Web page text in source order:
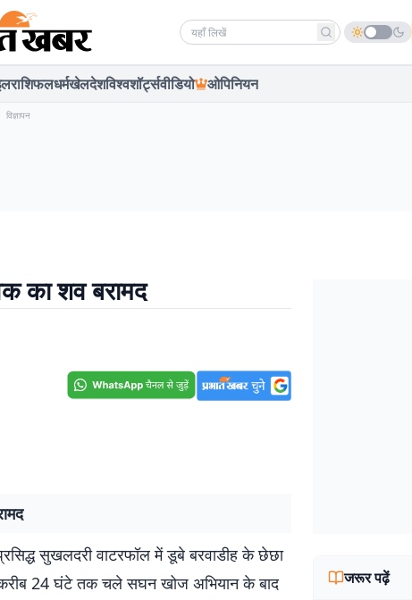
Search news
राशिफलधर्मखेलदेशविश्वशॉर्ट्सवीडियो ओपिनियन
विज्ञापन
का शव बरामद
सुखलदरी वाटरफॉल में डूबे बरवाडीह के छेछा
24 घंटे तक चले सघन खोज अभियान के बाद
जरूर पढ़ें